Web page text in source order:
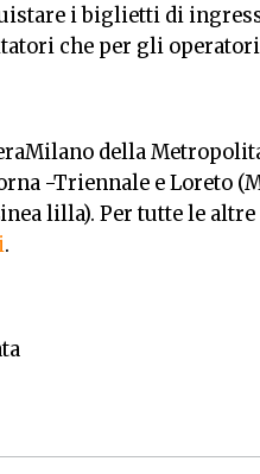
i biglietti di
che per gli operatori
della
-Triennale e Loreto
lilla). Per tutte le
.